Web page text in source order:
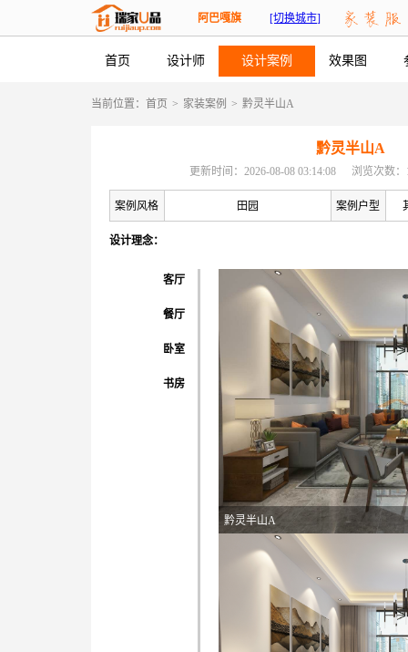
阿巴嘎旗 [切换城市]
首页 设计师 设计案例 效果图
当前位置： 首页 > 家装案例 > 黔灵半山A
黔灵半山A
更新时间：2026-08-08 03:14:08 浏览次数：
案例风格 田园 案例户型
设计理念：
客厅
餐厅
卧室
书房
黔灵半山A